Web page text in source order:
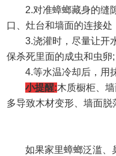
2.对准蟑螂藏身的缝
口、灶台和墙面的连接处
3.浇灌时，尽量让开
保杀死里面的成虫和虫卵;
4.等水温冷却后，用
小提醒:木质橱柜、
多导致木材变形、墙面脱
如果家里蟑螂泛滥、